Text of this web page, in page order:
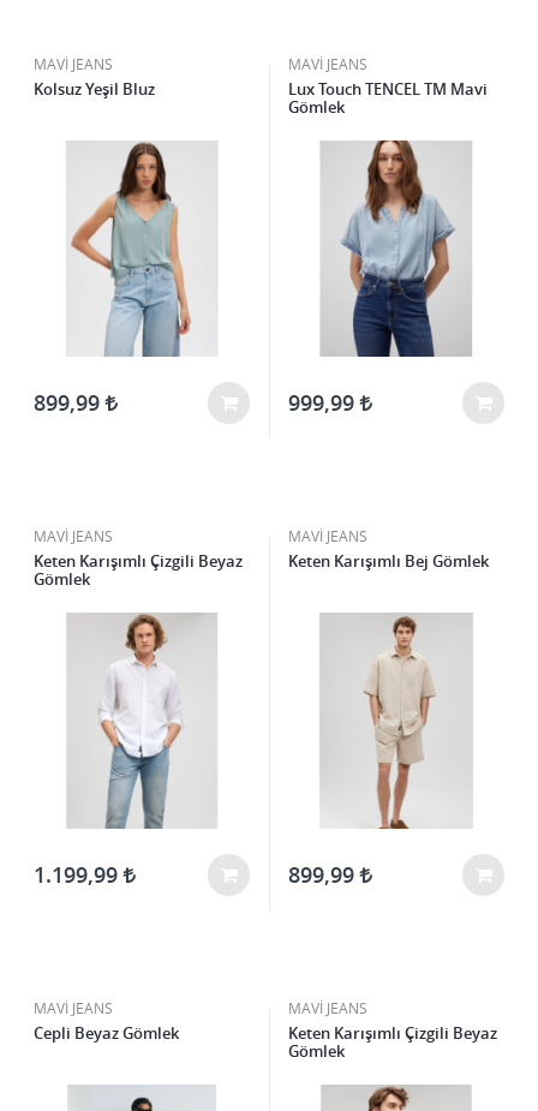
MAVİ JEANS
Kolsuz Yeşil Bluz
899,99
MAVİ JEANS
Lux Touch TENCEL TM Mavi
Gömlek
999,99
MAVİ JEANS
Keten Karışımlı Çizgili Beyaz
Gömlek
1.199,99
MAVİ JEANS
Keten Karışımlı Bej Gömlek
899,99
MAVİ JEANS
Cepli Beyaz Gömlek
MAVİ JEANS
Keten Karışımlı Çizgili Beyaz
Gömlek